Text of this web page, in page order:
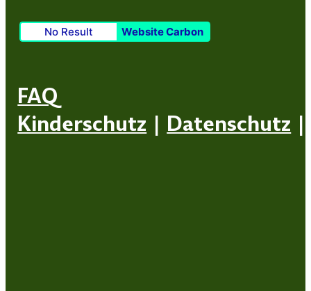
No Result Website Carbon
FAQ
Kinderschutz | Datenschutz |